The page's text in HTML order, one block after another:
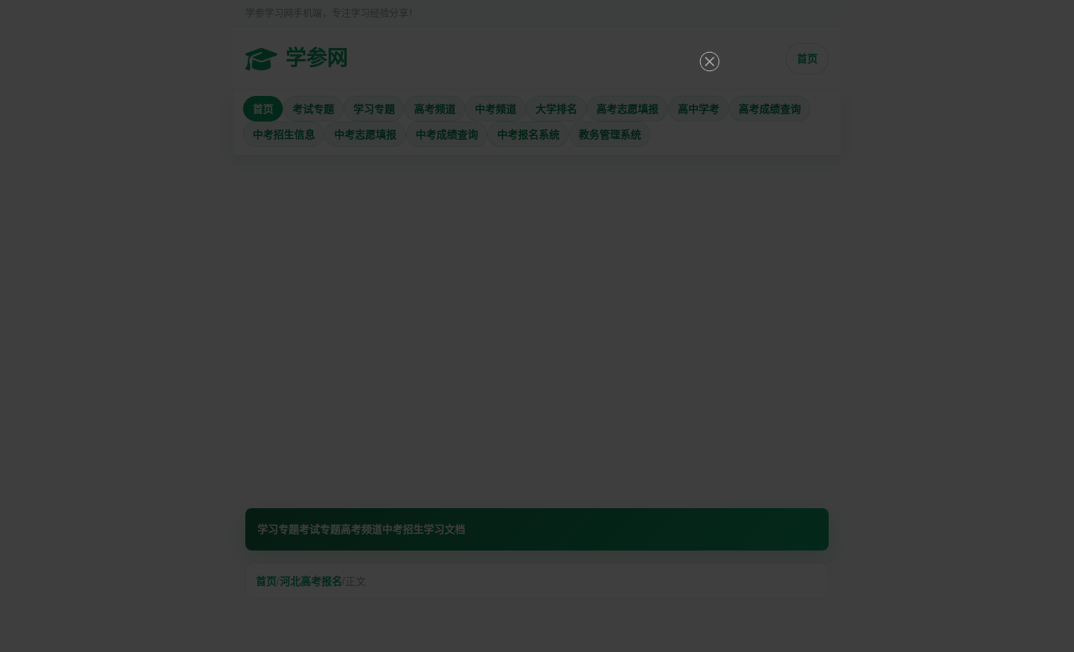
学参网 首页
首页 考试专题 学习专题 高考频道 中考频道 大学排名 高考志愿填报 高中学考 高考成绩查询
中考招生信息 中考志愿填报 中考成绩查询 中考报名系统 教务管理系统
学习专题考试专题高考频道中考招生学习文档
首页/河北高考报名 / 正文